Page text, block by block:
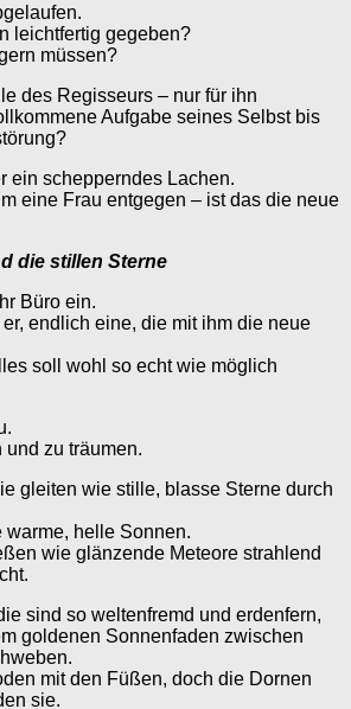
leichtfertig gegeben?
müssen?
des Regisseurs – nur für ihn
Aufgabe seines Selbst bis
ein schepperndes Lachen.
eine Frau entgegen – ist das die neue
die stillen Sterne
Büro ein.
endlich eine, die mit ihm die neue
soll wohl so echt wie möglich
und zu träumen.
gleiten wie stille, blasse Sterne durch
helle Sonnen.
wie glänzende Meteore strahlend
sind so weltenfremd und erdenfern,
goldenen Sonnenfaden zwischen
mit den Füßen, doch die Dornen
sie.